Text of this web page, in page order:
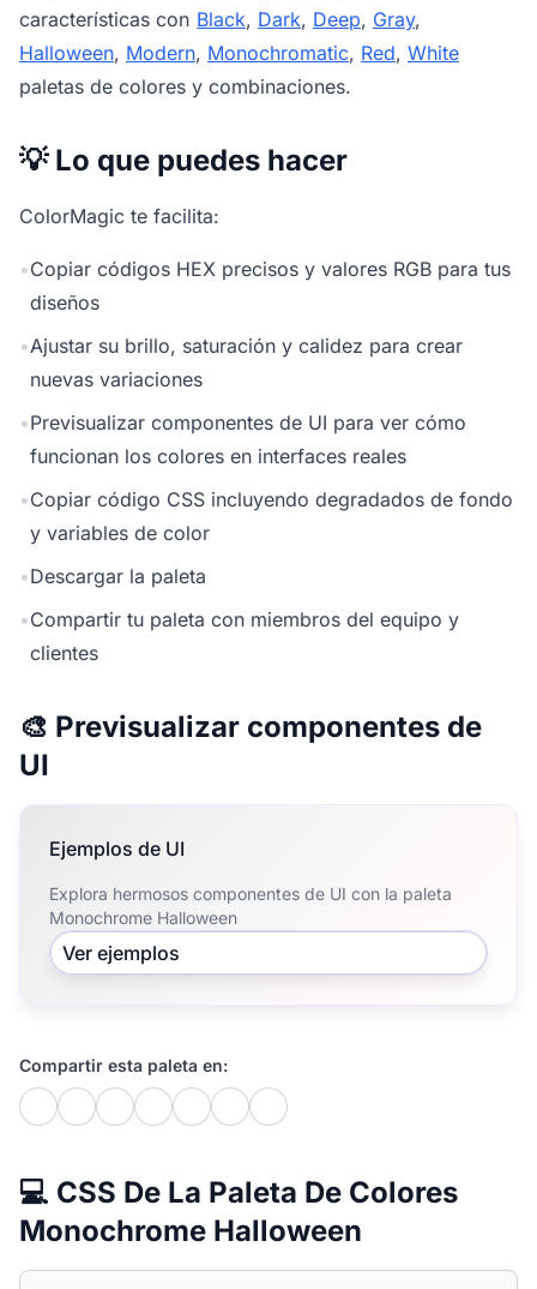
características con Black, Dark, Deep, Gray,
Halloween, Modern, Monochromatic, Red, White
paletas de colores y combinaciones.
💡 Lo que puedes hacer
ColorMagic te facilita:
•Copiar códigos HEX precisos y valores RGB para tus
diseños
•Ajustar su brillo, saturación y calidez para crear
nuevas variaciones
•Previsualizar componentes de UI para ver cómo
funcionan los colores en interfaces reales
•Copiar código CSS incluyendo degradados de fondo
y variables de color
•Descargar la paleta
•Compartir tu paleta con miembros del equipo y
clientes
🎨 Previsualizar componentes de
UI
Ejemplos de UI
Explora hermosos componentes de UI con la paleta
Monochrome Halloween
Ver ejemplos
Compartir esta paleta en:
💻 CSS De La Paleta De Colores
Monochrome Halloween